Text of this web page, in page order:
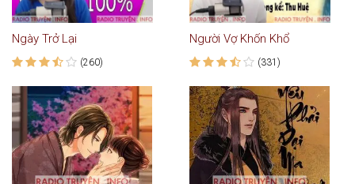
Ngày Trở Lại
(260)
Người Vợ Khốn Khổ
(331)